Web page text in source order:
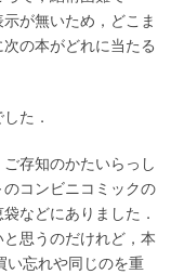
が無いため，どこま
の本がどれに当たる
た．
存知のかたいらっし
コンビニコミックの
などにありました．
思うのだけれど，本
い忘れや同じのを重